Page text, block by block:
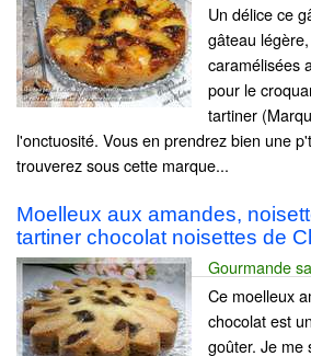
Un délice ce
gâteau
caramélisées
pour le
tartiner
l'onctuosité. Vous en prendrez bien une
trouverez sous cette marque...
Moelleux aux amandes,
tartiner chocolat noisettes de
Gourmande
Ce moelleux
chocolat est
goûter. Je me